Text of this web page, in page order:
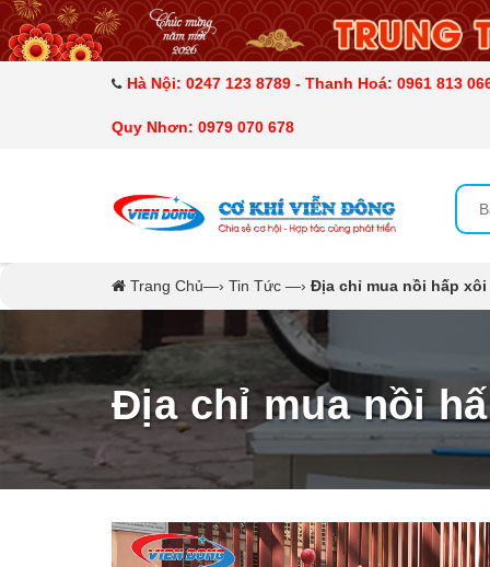
Hà Nội: 0247 123 8789 - Thanh Hoá: 0961 813
Quy Nhơn: 0979 070 678
Trang Chủ—› Tin Tức —› Địa chỉ mua nồi hấp
Địa chỉ mua nồi
DANH MỤC SẢN PHẨM
MÁY SẤY THỰC PHẨM CÔNG NGHIỆP
MÁY ÉP MÍA TẠO BỌT
MÁY RỬA BÁT SIÊU ÂM
LÒ SẤY
CẨM NANG
THIẾT BỊ NHÀ BẾP
THIẾT BỊ NHÀ BẾP CAO CẤP
MÁY CHẾ BIẾN THỰC PHẨM